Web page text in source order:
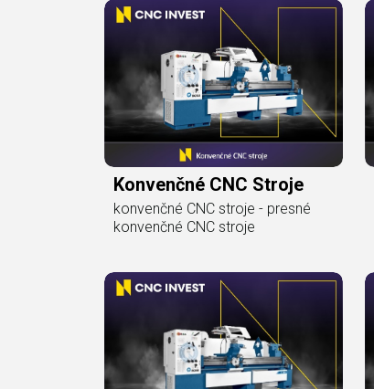
Konvenčné CNC Stroje
konvenčné CNC stroje - presné
konvenčné CNC stroje